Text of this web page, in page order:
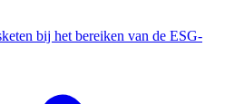
bij het bereiken van de ESG-